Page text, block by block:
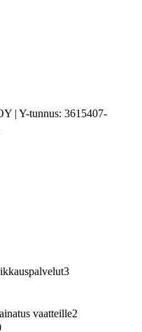
| Y-tunnus: 3615407-
3
vaatteille2